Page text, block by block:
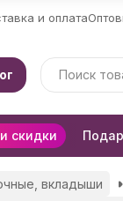
и оплата
скидки
вкладыши